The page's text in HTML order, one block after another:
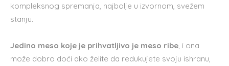
kompleksnog spremanja, najbolje u izvornom, svežem
stanju.
Jedino meso koje je prihvatljivo je meso ribe, i ona
može dobro doći ako želite da redukujete svoju ishranu,